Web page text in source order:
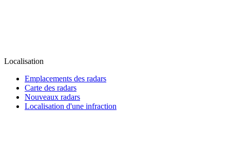
Localisation
Emplacements des radars
Carte des radars
Nouveaux radars
Localisation d'une infraction